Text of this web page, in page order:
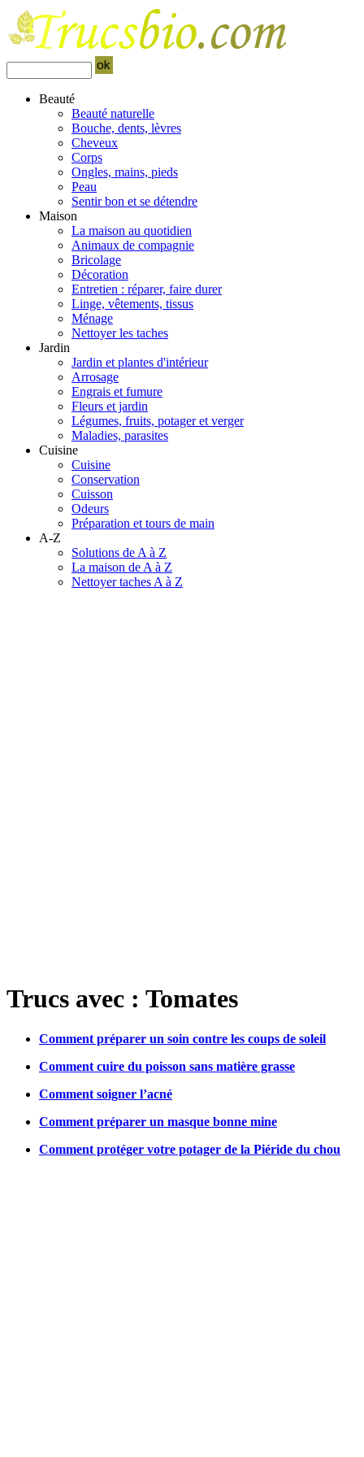
Beauté
Beauté naturelle
Bouche, dents, lèvres
Cheveux
Corps
Ongles, mains, pieds
Peau
Sentir bon et se détendre
Maison
La maison au quotidien
Animaux de compagnie
Bricolage
Décoration
Entretien : réparer, faire durer
Linge, vêtements, tissus
Ménage
Nettoyer les taches
Jardin
Jardin et plantes d'intérieur
Arrosage
Engrais et fumure
Fleurs et jardin
Légumes, fruits, potager et verger
Maladies, parasites
Cuisine
Cuisine
Conservation
Cuisson
Odeurs
Préparation et tours de main
A-Z
Solutions de A à Z
La maison de A à Z
Nettoyer taches A à Z
Trucs avec : Tomates
Comment préparer un soin contre les coups de soleil
Comment cuire du poisson sans matière grasse
Comment soigner l’acné
Comment préparer un masque bonne mine
Comment protéger votre potager de la Piéride du chou